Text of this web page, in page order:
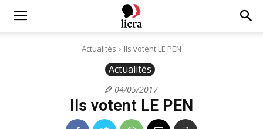
Licra
Actualités Ils votent LE PEN
Actualités
04/05/2017
Ils votent LE PEN